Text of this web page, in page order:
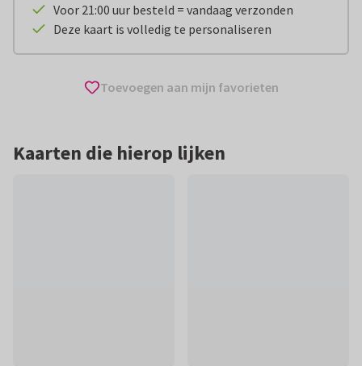
Voor 21:00 uur besteld = vandaag verzonden
Deze kaart is volledig te personaliseren
Toevoegen aan mijn favorieten
Kaarten die hierop lijken